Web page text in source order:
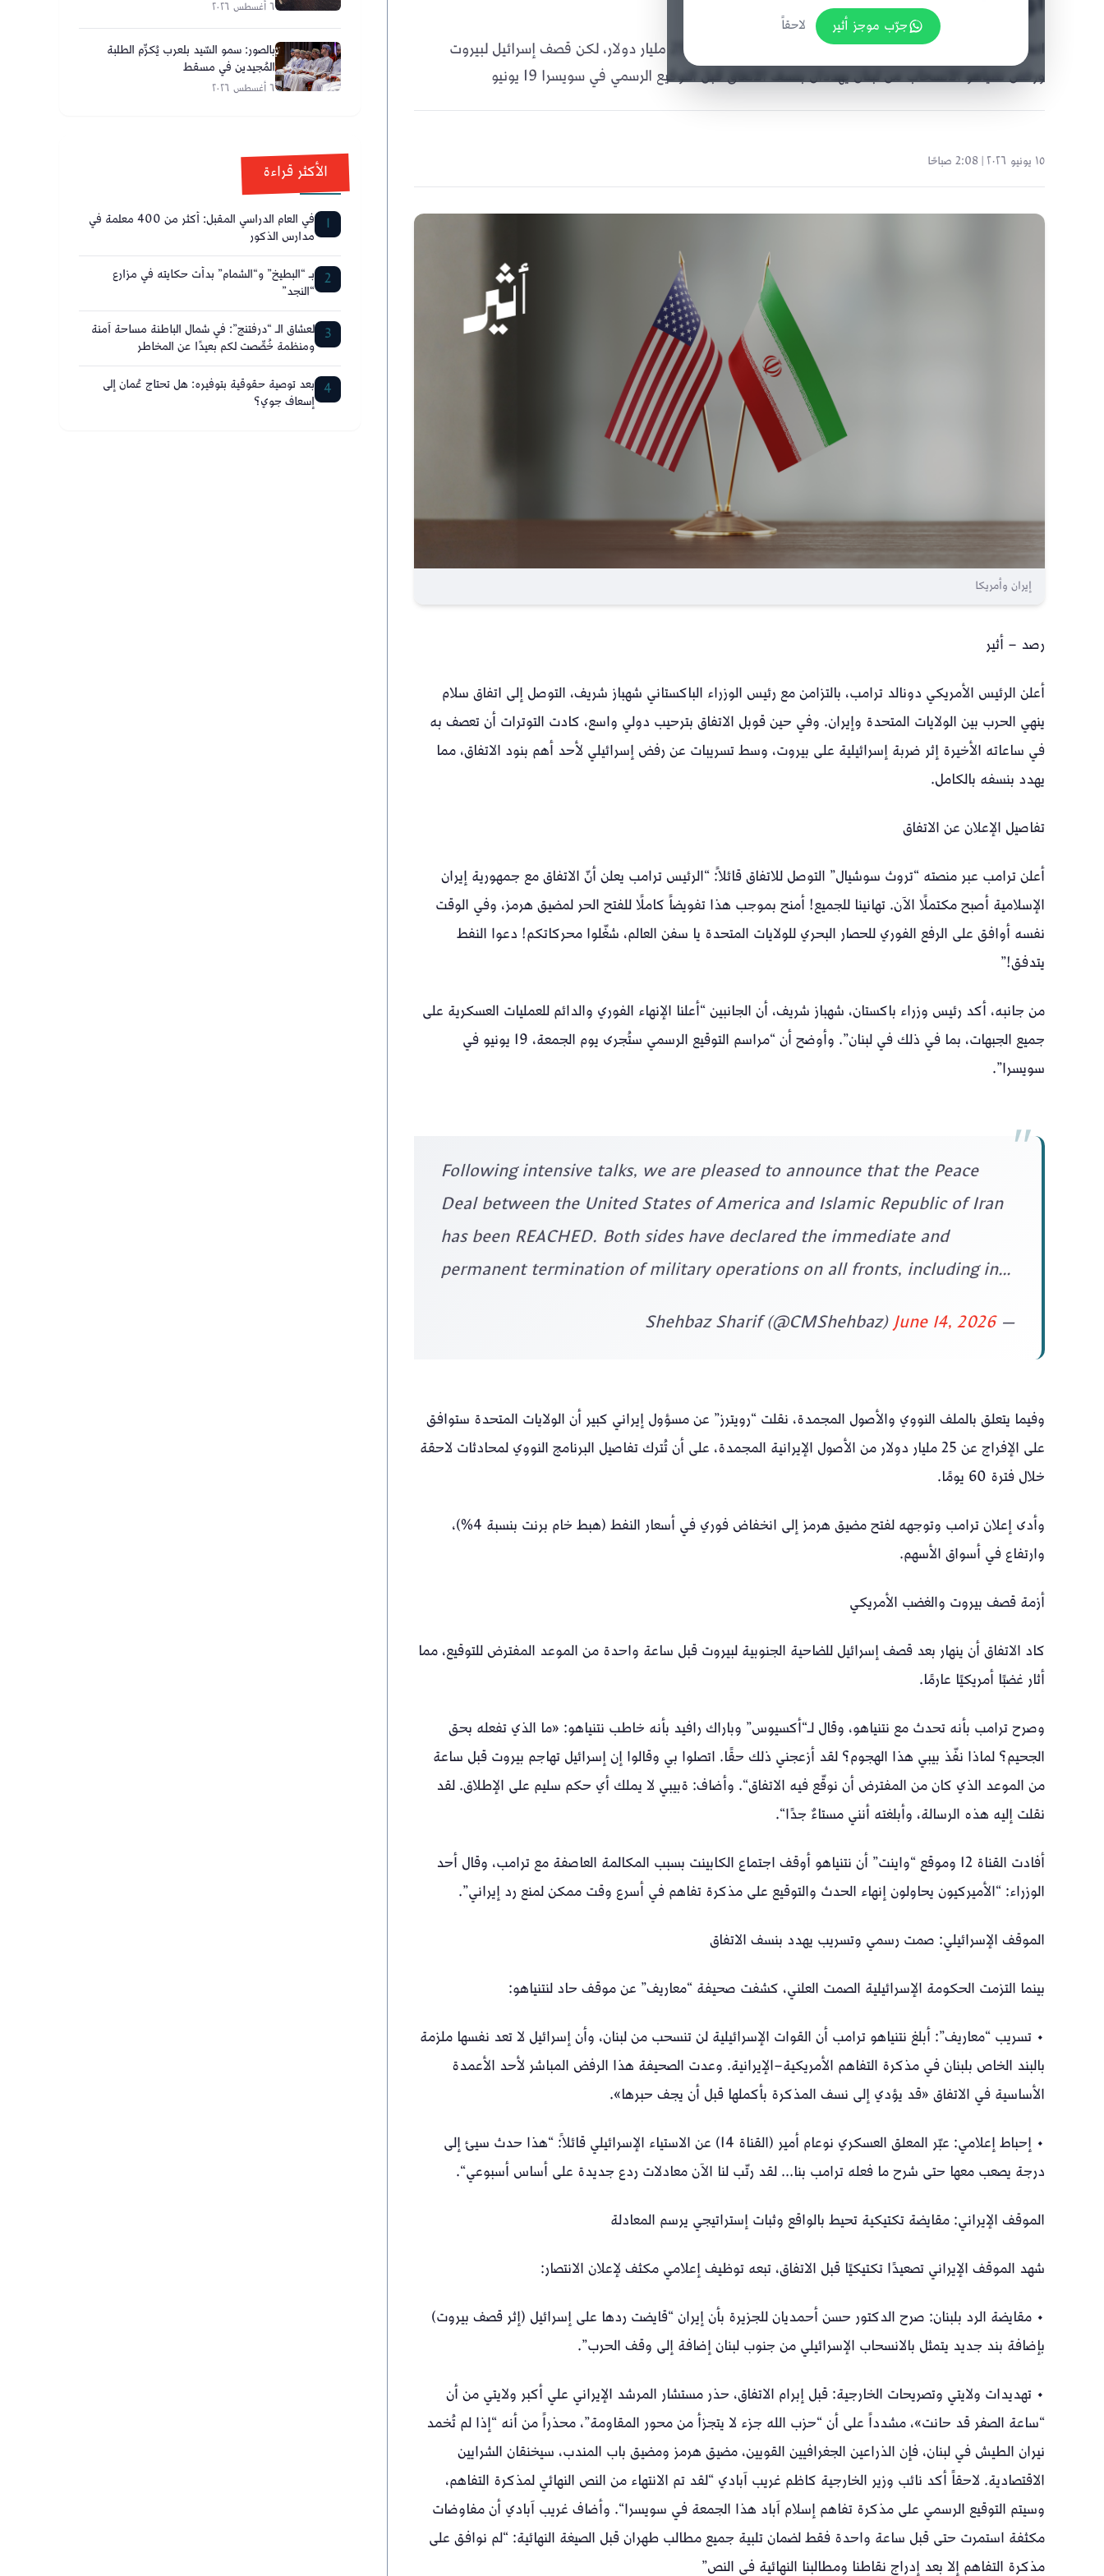
اتفاق أمريكي إيراني ينهي الحرب ويفتح مضيق هرمز ويفرج عن 25 مليار دولار، لكن قصف إسرائيل لبيروت
ورفض نتنياهو الانسحاب من لبنان يهددان بنسف الاتفاق قبل التوقيع الرسمي في سويسرا 19 يونيو
١٥ يونيو ٢٠٢٦ | 2:08 صباحًا
إيران وأمريكا
رصد – أثير
أعلن الرئيس الأمريكي دونالد ترامب، بالتزامن مع رئيس الوزراء الباكستاني شهباز شريف، التوصل إلى اتفاق سلام
ينهي الحرب بين الولايات المتحدة وإيران. وفي حين قوبل الاتفاق بترحيب دولي واسع، كادت التوترات أن تعصف به
في ساعاته الأخيرة إثر ضربة إسرائيلية على بيروت، وسط تسريبات عن رفض إسرائيلي لأحد أهم بنود الاتفاق، مما
يهدد بنسفه بالكامل.
تفاصيل الإعلان عن الاتفاق
أعلن ترامب عبر منصته “تروث سوشيال” التوصل للاتفاق قائلاً: “الرئيس ترامب يعلن أنّ الاتفاق مع جمهورية إيران
الإسلامية أصبح مكتملًا الآن. تهانينا للجميع! أمنح بموجب هذا تفويضاً كاملًا للفتح الحر لمضيق هرمز، وفي الوقت
نفسه أوافق على الرفع الفوري للحصار البحري للولايات المتحدة يا سفن العالم، شغّلوا محركاتكم! دعوا النفط
يتدفق!”
من جانبه، أكد رئيس وزراء باكستان، شهباز شريف، أن الجانبين “أعلنا الإنهاء الفوري والدائم للعمليات العسكرية على
جميع الجبهات، بما في ذلك في لبنان”. وأوضح أن “مراسم التوقيع الرسمي ستُجرى يوم الجمعة، 19 يونيو في
سويسرا”.
Following intensive talks, we are pleased to announce that the Peace
Deal between the United States of America and Islamic Republic of Iran
has been REACHED. Both sides have declared the immediate and
permanent termination of military operations on all fronts, including in…
— Shehbaz Sharif (@CMShehbaz)
June 14, 2026
وفيما يتعلق بالملف النووي والأصول المجمدة، نقلت “رويترز” عن مسؤول إيراني كبير أن الولايات المتحدة ستوافق
على الإفراج عن 25 مليار دولار من الأصول الإيرانية المجمدة، على أن تُترك تفاصيل البرنامج النووي لمحادثات لاحقة
خلال فترة 60 يومًا.
وأدى إعلان ترامب وتوجهه لفتح مضيق هرمز إلى انخفاض فوري في أسعار النفط (هبط خام برنت بنسبة 4%)،
وارتفاع في أسواق الأسهم.
أزمة قصف بيروت والغضب الأمريكي
كاد الاتفاق أن ينهار بعد قصف إسرائيل للضاحية الجنوبية لبيروت قبل ساعة واحدة من الموعد المفترض للتوقيع، مما
أثار غضبًا أمريكيًا عارمًا.
وصرح ترامب بأنه تحدث مع نتنياهو، وقال لـ“أكسيوس” وباراك رافيد بأنه خاطب نتنياهو: «ما الذي تفعله بحق
الجحيم؟ لماذا نفّذ بيبي هذا الهجوم؟ لقد أزعجني ذلك حقًا. اتصلوا بي وقالوا إن إسرائيل تهاجم بيروت قبل ساعة
من الموعد الذي كان من المفترض أن نوقّع فيه الاتفاق“. وأضاف: ةبيبي لا يملك أي حكم سليم على الإطلاق. لقد
نقلت إليه هذه الرسالة، وأبلغته أنني مستاءٌ جدًا“.
أفادت القناة 12 وموقع “واينت” أن نتنياهو أوقف اجتماع الكابينت بسبب المكالمة العاصفة مع ترامب، وقال أحد
الوزراء: “الأميركيون يحاولون إنهاء الحدث والتوقيع على مذكرة تفاهم في أسرع وقت ممكن لمنع رد إيراني”.
الموقف الإسرائيلي: صمت رسمي وتسريب يهدد بنسف الاتفاق
بينما التزمت الحكومة الإسرائيلية الصمت العلني، كشفت صحيفة “معاريف” عن موقف حاد لنتنياهو:
• تسريب “معاريف”: أبلغ نتنياهو ترامب أن القوات الإسرائيلية لن تنسحب من لبنان، وأن إسرائيل لا تعد نفسها ملزمة
بالبند الخاص بلبنان في مذكرة التفاهم الأمريكية–الإيرانية. وعدت الصحيفة هذا الرفض المباشر لأحد الأعمدة
الأساسية في الاتفاق «قد يؤدي إلى نسف المذكرة بأكملها قبل أن يجف حبرها».
• إحباط إعلامي: عبّر المعلق العسكري نوعام أمير (القناة 14) عن الاستياء الإسرائيلي قائلاً: “هذا حدث سيئ إلى
درجة يصعب معها حتى شرح ما فعله ترامب بنا... لقد رتّب لنا الآن معادلات ردع جديدة على أساس أسبوعي“.
الموقف الإيراني: مقايضة تكتيكية تحيط بالواقع وثبات إستراتيجي يرسم المعادلة
شهد الموقف الإيراني تصعيدًا تكتيكيًا قبل الاتفاق، تبعه توظيف إعلامي مكثف لإعلان الانتصار:
• مقايضة الرد بلبنان: صرح الدكتور حسن أحمديان للجزيرة بأن إيران “قايضت ردها على إسرائيل (إثر قصف بيروت)
بإضافة بند جديد يتمثل بالانسحاب الإسرائيلي من جنوب لبنان إضافة إلى وقف الحرب”.
• تهديدات ولايتي وتصريحات الخارجية: قبل إبرام الاتفاق، حذر مستشار المرشد الإيراني علي أكبر ولايتي من أن
“ساعة الصفر قد حانت»، مشدداً على أن “حزب الله جزء لا يتجزأ من محور المقاومة”، محذراً من أنه “إذا لم تُخمد
نيران الطيش في لبنان، فإن الذراعين الجغرافيين القويين، مضيق هرمز ومضيق باب المندب، سيخنقان الشرايين
الاقتصادية. لاحقاً أكد نائب وزير الخارجية كاظم غريب آبادي “لقد تم الانتهاء من النص النهائي لمذكرة التفاهم،
وسيتم التوقيع الرسمي على مذكرة تفاهم إسلام آباد هذا الجمعة في سويسرا“. وأضاف غريب آبادي أن مفاوضات
مكثفة استمرت حتى قبل ساعة واحدة فقط لضمان تلبية جميع مطالب طهران قبل الصيغة النهائية: “لم نوافق على
مذكرة التفاهم إلا بعد إدراج نقاطنا ومطالبنا النهائية في النص”
جرّب موجز أثير
لاحقاً
٦ أغسطس ٢٠٢٦
بالصور: سمو السّيد بلعرب يُكرِّم الطلبة
المُجيدين في مسقط
٦ أغسطس ٢٠٢٦
الأكثر قراءة
1 في العام الدراسي المقبل: أكثر من 400 معلمة في
مدارس الذكور
2 بـ “البطيخ” و“الشمام” بدأت حكايته في مزارع
“النجد”
3 لعشاق الـ “درفتنج”: في شمال الباطنة مساحة آمنة
ومنظمة خُصِّصت لكم بعيدًا عن المخاطر
4 بعد توصية حقوقية بتوفيره: هل تحتاج عُمان إلى
إسعاف جوي؟